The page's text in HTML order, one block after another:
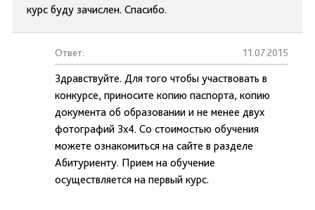
курс буду зачислен. Спасибо.
Ответ: 11.07.2015
Здравствуйте. Для того чтобы участвовать в
конкурсе, приносите копию паспорта, копию
документа об образовании и не менее двух
фотографий 3х4. Со стоимостью обучения
можете ознакомиться на сайте в разделе
Абитуриенту. Прием на обучение
осуществляется на первый курс.